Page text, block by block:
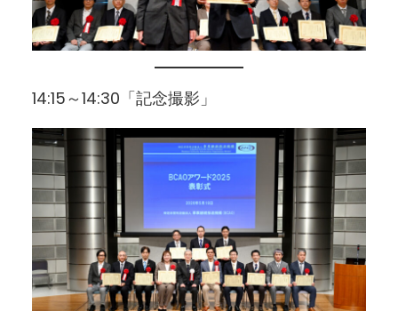
14:15～14:30「記念撮影」